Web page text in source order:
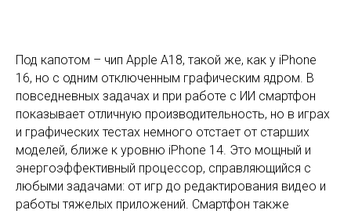
Под капотом – чип Apple A18, такой же, как у iPhone
16, но с одним отключенным графическим ядром. В
повседневных задачах и при работе с ИИ смартфон
показывает отличную производительность, но в играх
и графических тестах немного отстает от старших
моделей, ближе к уровню iPhone 14. Это мощный и
энергоэффективный процессор, справляющийся с
любыми задачами: от игр до редактирования видео и
работы тяжелых приложений. Смартфон также